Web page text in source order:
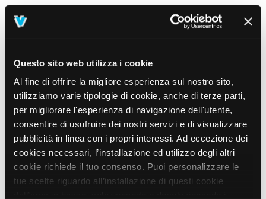
Questo sito web utilizza i cookie
Al fine di offrire la migliore esperienza sul nostro sito,
utilizziamo varie tipologie di cookie, anche di terze parti,
per migliorare l'esperienza di navigazione dell'utente,
consentire di usufruire dei nostri servizi e di visualizzare
pubblicità in linea con i propri interessi. Ad eccezione dei
cookies necessari, l’installazione ed utilizzo degli altri
cookie richiede il tuo consenso. Puoi personalizzare le
tue scelte riguardo all’installazione di questi cookie